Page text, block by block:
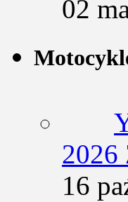
02
16